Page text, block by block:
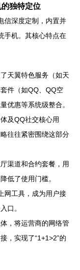
独特定位
信深度定制，内置并
手机。其核心特点在
天翼特色服务（如天
件（如QQ、QQ空
优惠等系统级整合。
及QQ社交核心用
往往紧密围绕这部分
渠道和合约套餐，用
低了使用门槛。
网工具，成为用户接
口。
，将运营商的网络管
，实现了“1+1>2”的